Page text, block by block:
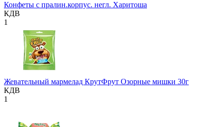
Конфеты с пралин.корпус. негл. Харитоша
КДВ
1
Жевательный мармелад КрутФрут Озорные мишки 30г
КДВ
1